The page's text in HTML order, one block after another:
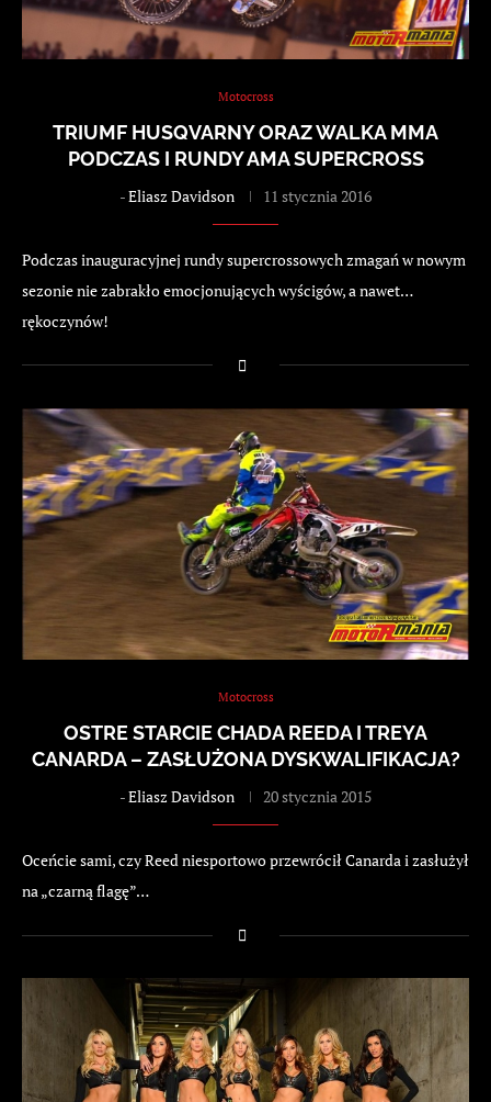
Motocross
TRIUMF HUSQVARNY ORAZ WALKA MMA
PODCZAS I RUNDY AMA SUPERCROSS
-Eliasz Davidson 11 stycznia 2016
Podczas inauguracyjnej rundy supercrossowych zmagań w nowym
sezonie nie zabrakło emocjonujących wyścigów, a nawet…
rękoczynów!
Motocross
OSTRE STARCIE CHADA REEDA I TREYA
CANARDA – ZASŁUŻONA DYSKWALIFIKACJA?
-Eliasz Davidson 20 stycznia 2015
Oceńcie sami, czy Reed niesportowo przewrócił Canarda i zasłużył
na „czarną flagę”…